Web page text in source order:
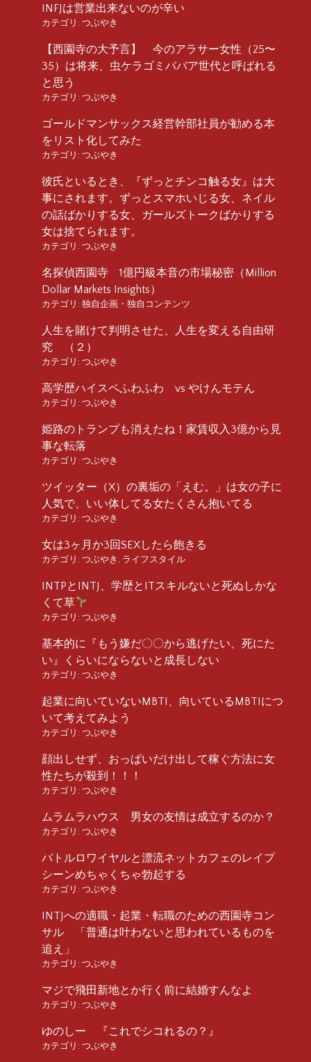
INFJは営業出来ないのが辛い
カテゴリ: つぶやき
【西園寺の大予言】 今のアラサー女性（25〜
35）は将来、虫ケラゴミババア世代と呼ばれる
と思う
カテゴリ: つぶやき
ゴールドマンサックス経営幹部社員が勧める本
をリスト化してみた
カテゴリ: つぶやき
彼氏といるとき、『ずっとチンコ触る女』は大
事にされます。ずっとスマホいじる女、ネイル
の話ばかりする女、ガールズトークばかりする
女は捨てられます。
カテゴリ: つぶやき
名探偵西園寺 1億円級本音の市場秘密（Million
Dollar Markets Insights）
カテゴリ: 独自企画・独自コンテンツ
人生を賭けて判明させた、人生を変える自由研
究 （２）
カテゴリ: つぶやき
高学歴ハイスペふわふわ vs やけんモテん
カテゴリ: つぶやき
姫路のトランプも消えたね！家賃収入3億から見
事な転落
カテゴリ: つぶやき
ツイッター（X）の裏垢の「えむ。」は女の子に
人気で、いい体してる女たくさん抱いてる
カテゴリ: つぶやき
女は3ヶ月か3回SEXしたら飽きる
カテゴリ: つぶやき , ライフスタイル
INTPとINTJ、学歴とITスキルないと死ぬしかな
くて草
カテゴリ: つぶやき
基本的に『もう嫌だ〇〇から逃げたい、死にた
い』くらいにならないと成長しない
カテゴリ: つぶやき
起業に向いていないMBTI、向いているMBTIにつ
いて考えてみよう
カテゴリ: つぶやき
顔出しせず、おっぱいだけ出して稼ぐ方法に女
性たちが殺到！！！
カテゴリ: つぶやき
ムラムラハウス 男女の友情は成立するのか？
カテゴリ: つぶやき
バトルロワイヤルと漂流ネットカフェのレイプ
シーンめちゃくちゃ勃起する
カテゴリ: つぶやき
INTJへの適職・起業・転職のための西園寺コン
サル 「普通は叶わないと思われているものを
追え」
カテゴリ: つぶやき
マジで飛田新地とか行く前に結婚すんなよ
カテゴリ: つぶやき
ゆのしー 『これでシコれるの？』
カテゴリ: つぶやき